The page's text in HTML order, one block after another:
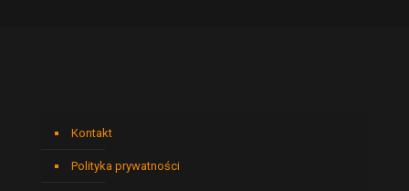
Kontakt
Polityka prywatności